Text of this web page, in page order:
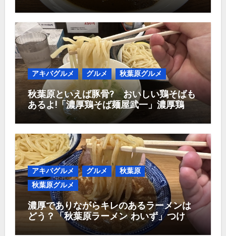
アキバグルメ グルメ 秋葉原グルメ
秋葉原といえば豚骨? おいしい鶏そばも
あるよ!「濃厚鶏そば麺屋武一」濃厚鶏つ
け麺950円
アキバグルメ グルメ
秋葉原
秋葉原グルメ
濃厚でありながらキレのあるラーメンは
どう？「秋葉原ラーメン わいず」つけ麺